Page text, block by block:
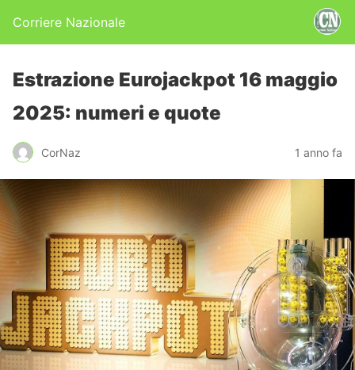
Corriere Nazionale
Estrazione Eurojackpot 16 maggio
2025: numeri e quote
CorNaz 1 anno fa